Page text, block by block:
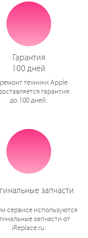
Гарантия
100 дней
техники Apple
гарантия:
до 100 дней.
запчасти
сервисе используются
запчасти от
iReplace.ru.